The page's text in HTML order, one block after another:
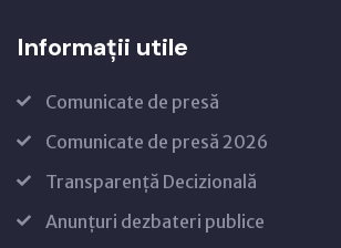
Informații utile
Comunicate de presă
Comunicate de presă 2026
Transparență Decizională
Anunțuri dezbateri publice